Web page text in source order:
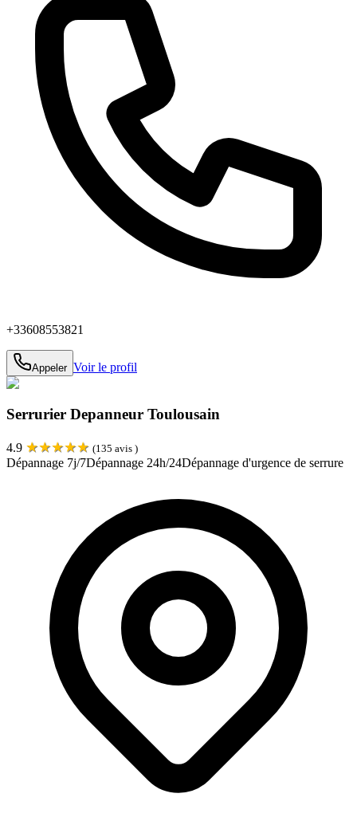
+33608553821
Appeler Voir le profil
Serrurier Depanneur Toulousain
4.9 ★★★★★ (135 avis )
Dépannage 7j/7Dépannage 24h/24Dépannage d'urgence de serrure